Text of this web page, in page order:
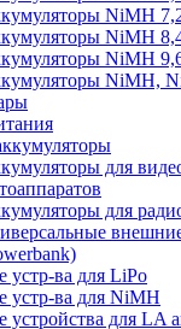
NiMH
NiMH
NiMH
NiMH,
для
для
устр-ва для LiPo
устр-ва для NiMH
устройства для LA